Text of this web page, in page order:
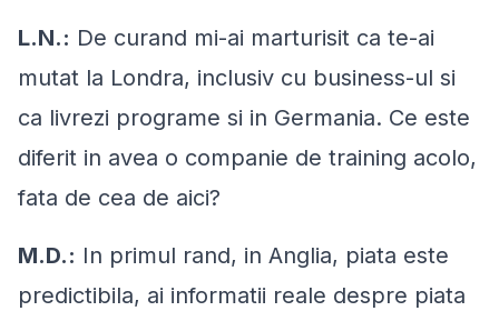
L.N.: De curand mi-ai marturisit ca te-ai
mutat la Londra, inclusiv cu business-ul si
ca livrezi programe si in Germania. Ce este
diferit in avea o companie de training acolo,
fata de cea de aici?
M.D.: In primul rand, in Anglia, piata este
predictibila, ai informatii reale despre piata